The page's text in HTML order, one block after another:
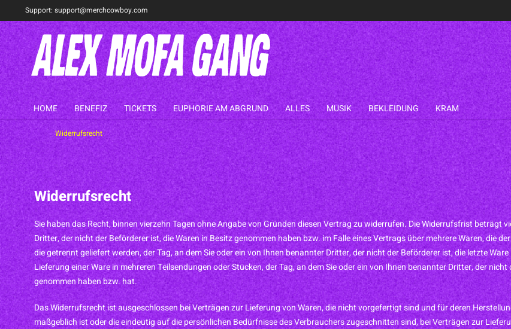
Support: support@merchcowboy.com
HOME BENEFIZ TICKETS EUPHORIE AM ABGRUND ALLES MUSIK BEKLEIDUNG KRAM
Widerrufsrecht
Widerrufsrecht
Sie haben das Recht, binnen vierzehn Tagen ohne Angabe von Gründen diesen Vertrag zu widerrufen. Die Widerrufsfrist beträgt
Dritter, der nicht der Beförderer ist, die Waren in Besitz genommen haben bzw. im Falle eines Vertrags über mehrere Waren, die
die getrennt geliefert werden, der Tag, an dem Sie oder ein von Ihnen benannter Dritter, der nicht der Beförderer ist, die letzte
Lieferung einer Ware in mehreren Teilsendungen oder Stücken, der Tag, an dem Sie oder ein von Ihnen benannter Dritter, der
genommen haben bzw. hat.
Das Widerrufsrecht ist ausgeschlossen bei Verträgen zur Lieferung von Waren, die nicht vorgefertigt sind und für deren
maßgeblich ist oder die eindeutig auf die persönlichen Bedürfnisse des Verbrauchers zugeschnitten sind, bei Verträgen zur